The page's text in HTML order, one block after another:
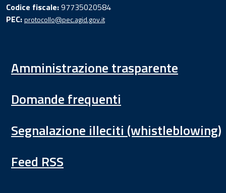
Codice fiscale:97735020584
PEC:protocollo@pec.agid.gov.it
Amministrazione trasparente
Domande frequenti
Segnalazione illeciti (whistleblowing)
Feed RSS